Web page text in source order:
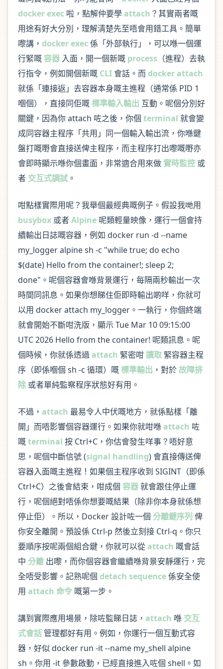
docker exec 啦，點解仲要學 attach ？其實兩者嘅
用途有好大分別，理解清楚先至唔會用錯工具。簡單
嚟講， docker exec係「外部執行」，可以喺一個運
行緊嘅容器 入面，開一個新嘅 process （進程）去執
行指令，例如開個新嘅 CLI會話。而docker attach
就係「連接返」去容器本身嘅主進程（通常係 PID 1
嗰個），直接同佢嘅標準輸入輸出 互動。呢個分別好
關鍵，因為你 attach 咗之後，你個 terminal 就會變
成同容器主程序「共用」同一個輸入輸出流，你喺鍵
盤打嘅嘢會直接送俾主程序，而主程序打出嚟嘅嘢亦
會即時顯示喺你個畫面，非常適合用來做 實時監控 或
者 交互式調試 。
咁點樣實際用呢？我舉個最經典嘅例子。假設我哋用
busybox 或者Alpine 呢類輕量映像，運行一個會持
續輸出日誌嘅容器，例如 docker run -d --name
my_logger alpine sh -c "while true; do echo
$(date) Hello from the container!; sleep 2;
done"。呢個容器會喺背景運行，每隔兩秒輸出一次
時間同訊息。如果你想睇住佢即時輸出啲咩，你就可
以用 docker attach my_logger。一執行，你個終端
就會開始不斷咁洗版，顯示 Tue Mar 10 09:15:00
UTC 2026 Hello from the container! 呢類訊息。呢
個時候，你就係透過 attach 緊密咁讀取 緊容器主程
序（即係嗰個 sh -c 循環）嘅標準輸出 ，對於故障排
除 或者單純監察程序狀態好有用。
不過， attach 最易令人中伏嘅地方，就係點樣「離
開」而唔影響個容器運行。如果你就咁喺 attach 咗
嘅terminal 按 Ctrl+C，你估會發生咩事？唔好意
思，呢個中斷信號 (signal handling) 會直接傳送俾
容器入面嘅主進程！如果個主程序收到 SIGINT（即係
Ctrl+C）之後會結束，咁成個 容器就會跟住停止運
行，呢個絕對唔係你想要嘅結果（除非你本身就係想
停止佢）。所以，Docker 設計咗一個 分離鍵序列 俾
你安全離開。預設係 Ctrl-p 然後立刻接 Ctrl-q。你只
要順序按呢兩個組合鍵，你就可以從 attach 嘅會話
中 分離 出嚟，而你個容器會繼續喺背景安靜運行，完
全唔受影響。記熟呢個 detach sequence係安全使
用 attach 命令 嘅第一步。
講到實際應用場景，除咗監睇日誌， attach 喺 交互
式會話管理都好有用。例如，你運行一個互動式容
器，好似 docker run -it --name my_shell alpine
sh。你用 -it 參數啟動，已經直接進入咗個 shell。如